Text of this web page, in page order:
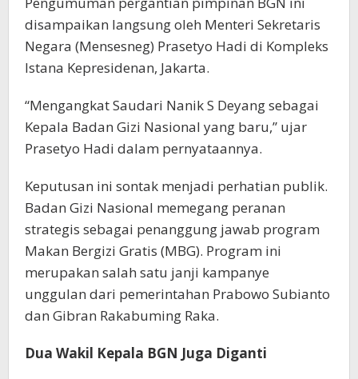
disampaikan langsung oleh Menteri Sekretaris
Negara (Mensesneg) Prasetyo Hadi di Kompleks
Istana Kepresidenan, Jakarta.
“Mengangkat Saudari Nanik S Deyang sebagai
Kepala Badan Gizi Nasional yang baru,” ujar
Prasetyo Hadi dalam pernyataannya.
Keputusan ini sontak menjadi perhatian publik.
Badan Gizi Nasional memegang peranan
strategis sebagai penanggung jawab program
Makan Bergizi Gratis (MBG). Program ini
merupakan salah satu janji kampanye
unggulan dari pemerintahan Prabowo Subianto
dan Gibran Rakabuming Raka.
Dua Wakil Kepala BGN Juga Diganti